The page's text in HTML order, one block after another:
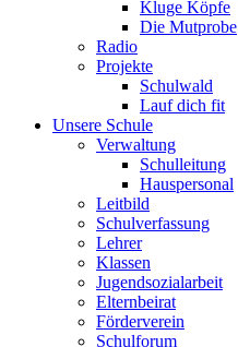
Kluge Köpfe
Die Mutprobe
Radio
Projekte
Schulwald
Lauf dich fit
Unsere Schule
Verwaltung
Schulleitung
Hauspersonal
Leitbild
Schulverfassung
Lehrer
Klassen
Jugendsozialarbeit
Elternbeirat
Förderverein
Schulforum